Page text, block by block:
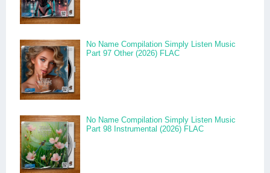
No Name Compilation Simply Listen Music
Part 97 Other (2026) FLAC
No Name Compilation Simply Listen Music
Part 98 Instrumental (2026) FLAC